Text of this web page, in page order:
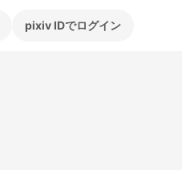
pixiv IDでログイン